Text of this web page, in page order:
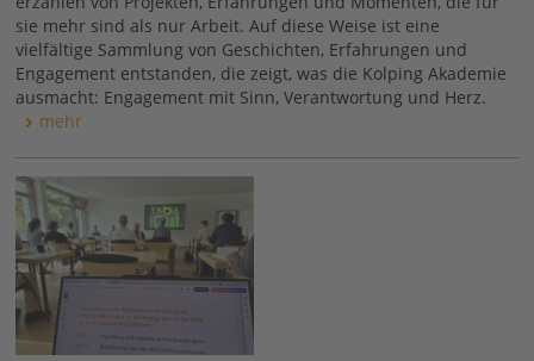
sie mehr sind als nur Arbeit. Auf diese Weise ist eine
vielfältige Sammlung von Geschichten, Erfahrungen und
Engagement entstanden, die zeigt, was die Kolping Akademie
ausmacht: Engagement mit Sinn, Verantwortung und Herz.
mehr